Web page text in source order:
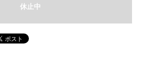
休止中